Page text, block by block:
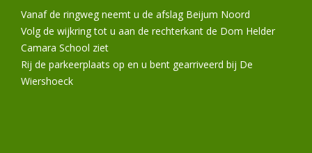
Vanaf de ringweg neemt u de afslag Beijum Noord
Volg de wijkring tot u aan de rechterkant de Dom Helder
Camara School ziet
Rij de parkeerplaats op en u bent gearriveerd bij De
Wiershoeck